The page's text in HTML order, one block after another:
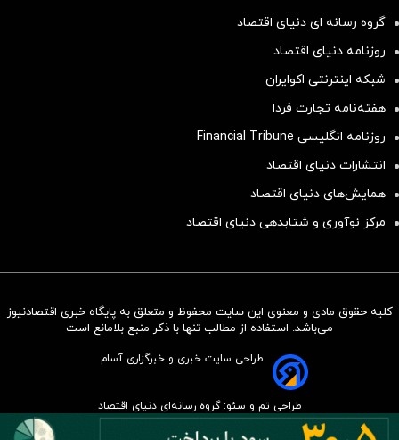
سرمایه‌گذاری همسنگ با شاخص
گروه رسانه ای دنیای اقتصاد
روزنامه دنیای اقتصاد
شبکه اینترنتی اکوایران
هفته‌نامه تجارت فردا
روزنامه انگلیسی Financial Tribune
انتشارات دنیای اقتصاد
همایش‌های دنیای اقتصاد
مرکز نوآوری و شتابدهی دنیای اقتصاد
کلیه حقوق مادی و معنوی این سایت محفوظ و متعلق به پایگاه خبری اقتصادنیوز
می‌باشد. استفاده از مطالب تنها با ذکر منبع بلامانع است
طراحی سایت خبری و خبرگزاری آسام
طراحی تم و سئو: گروه رسانه‌ای دنیای اقتصاد